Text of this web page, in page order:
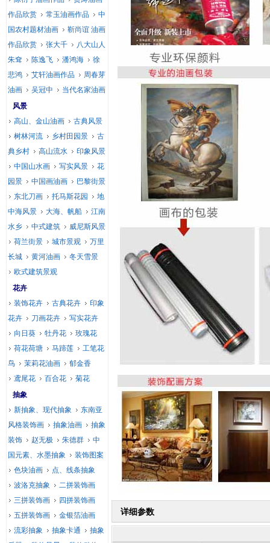
详细参数
作品欣赏
常玉油画作品
中
国农村题材油画
靳尚谊 油画
作品欣赏
张大千
八大山人
朱耷
陈逸飞 潘鸿海
徐
悲鸿
艾轩油画作品
周春芽
油画
吴冠中
当代名家油画
风景
高山、金山油画
古典风景
树林河流
乡村田园景
古
典乡村
高山流水
印象风景
中国山水画
写实风景
花
园景
中国画油画
巴黎街景
东北刀画
托马斯花园
地
中海风景
大海、帆船
江南
水乡
中式建筑
威尼斯风景
荷兰街景
城市景观
万里
长城
黄河油画
冬天雪景
欧式建筑景观
花卉
装饰花卉
古典花卉
印象
花卉
刀画花卉
写实花卉
向日葵
牡丹花
玫瑰花
荷花荷塘
马蹄莲
工笔花
鸟
茉莉花油画
郁金香
鸢尾花
百合花
菊花
抽象
新抽象、现代抽象
东南亚
风格装饰画
抽象油画
抽象
装饰
赵无极 朱德群
中
国元素、水墨抽象
装饰图案
色块油画
点、线条抽象
波洛克抽象
二拼装饰画
三拼装饰画
四拼装饰画
五拼装饰画
金银箔油画
流彩抽象
抽象卡通
抽象